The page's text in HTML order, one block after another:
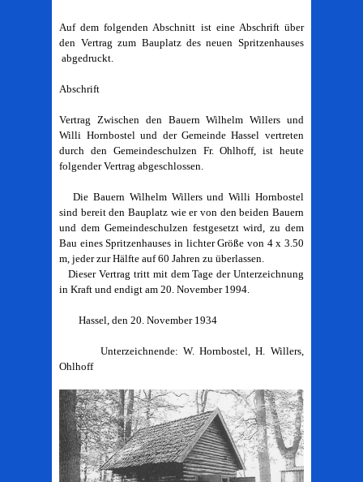
Auf dem folgenden Abschnitt ist eine Abschrift über
den Vertrag zum Bauplatz des neuen Spritzenhauses
abgedruckt.
Abschrift
Vertrag Zwischen den Bauern Wilhelm Willers und
Willi Hornbostel und der Gemeinde Hassel vertreten
durch den Gemeindeschulzen Fr. Ohlhoff, ist heute
folgender Vertrag abgeschlossen.
Die Bauern Wilhelm Willers und Willi Hornbostel
sind bereit den Bauplatz wie er von den beiden Bauern
und dem Gemeindeschulzen festgesetzt wird, zu dem
Bau eines Spritzenhauses in lichter Größe von 4 x 3.50
m, jeder zur Hälfte auf 60 Jahren zu überlassen.
Dieser Vertrag tritt mit dem Tage der Unterzeichnung
in Kraft und endigt am 20. November 1994.
Hassel, den 20. November 1934
Unterzeichnende: W. Hornbostel, H. Willers,
Ohlhoff